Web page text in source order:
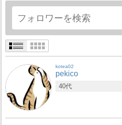
kotea02
pekico
40代